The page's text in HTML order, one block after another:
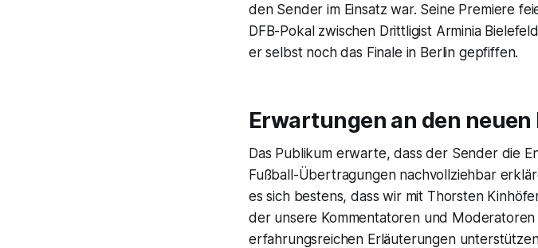
den Sender im Einsatz war. Seine Premiere
DFB-Pokal zwischen Drittligist Arminia
er selbst noch das Finale in Berlin gepfiffen.
Erwartungen an den neuen
Das Publikum erwarte, dass der Sender die
Fußball-Übertragungen nachvollziehbar
es sich bestens, dass wir mit Thorsten
der unsere Kommentatoren und
erfahrungsreichen Erläuterungen